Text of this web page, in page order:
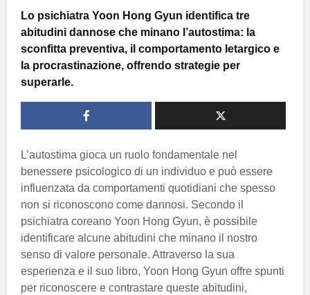
Lo psichiatra Yoon Hong Gyun identifica tre
abitudini dannose che minano l’autostima: la
sconfitta preventiva, il comportamento letargico e
la procrastinazione, offrendo strategie per
superarle.
L’autostima gioca un ruolo fondamentale nel
benessere psicologico di un individuo e può essere
influenzata da comportamenti quotidiani che spesso
non si riconoscono come dannosi. Secondo il
psichiatra coreano Yoon Hong Gyun, è possibile
identificare alcune abitudini che minano il nostro
senso di valore personale. Attraverso la sua
esperienza e il suo libro, Yoon Hong Gyun offre spunti
per riconoscere e contrastare queste abitudini,